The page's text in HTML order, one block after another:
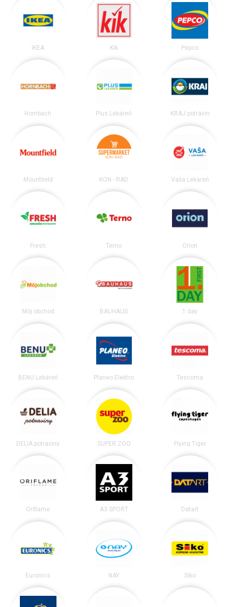
IKEA Kik Pepco
Hornbach Plus Lekáreň KRAJ potravín
Mountfield KON - RAD Vaša Lekáreň
Fresh Terno Orion
Môj obchod BAUHAUS 1.day
BENU Lekáreň Planeo Elektro Tescoma
DELIA potraviny SUPER ZOO Flying Tiger
Oriflame A3 SPORT Datart
Euronics NAY Siko